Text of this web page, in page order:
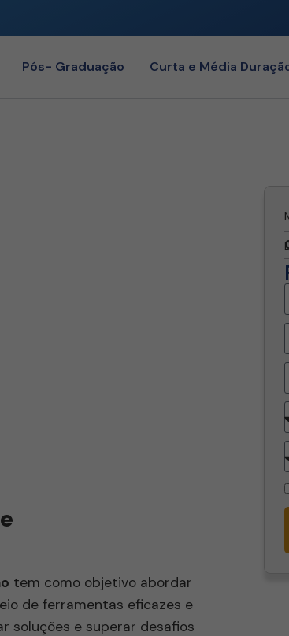
Pós- Graduação Curta e Média
tem como objetivo abordar
de ferramentas eficazes e
soluções e superar desafios